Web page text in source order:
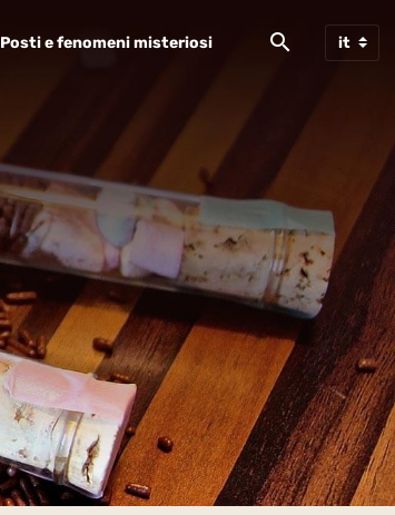
Posti e fenomeni misteriosi